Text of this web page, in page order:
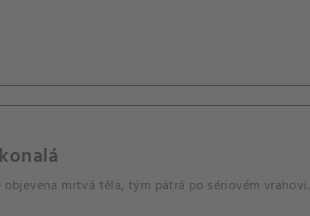
mrtvá těla, tým pátrá po sériovém vrahovi.